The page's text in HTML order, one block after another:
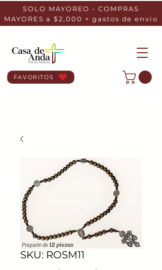
SOLO MAYOREO - COMPRAS
MAYORES a $2,000 + gastos de envio
FAVORITOS
SKU: ROSM11